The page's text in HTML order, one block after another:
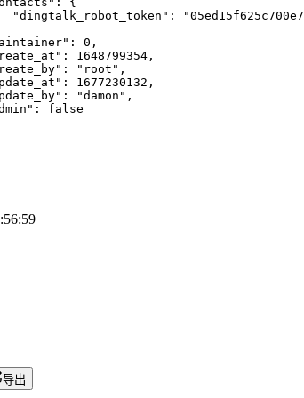
"dingtalk_robot_token" :
: 0 ,
: 1648799354 ,
: "root" ,
: 1677230132 ,
: "damon" ,
:
false
导出